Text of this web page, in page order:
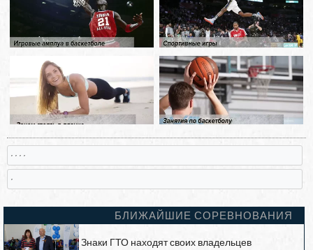
БЛИЖАЙШИЕ СОРЕВНОВАНИЯ
Знаки ГТО находят своих владельцев